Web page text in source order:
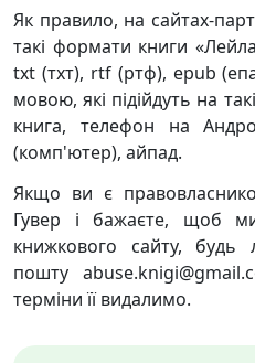
Як правило, на сайтах-
такі формати книги
txt (тхт), rtf (ртф), epub
мовою, які підійдуть на
книга, телефон на
(комп'ютер), айпад.
Якщо ви є
Гувер і бажаєте, щоб
книжкового сайту,
пошту
терміни її видалимо.